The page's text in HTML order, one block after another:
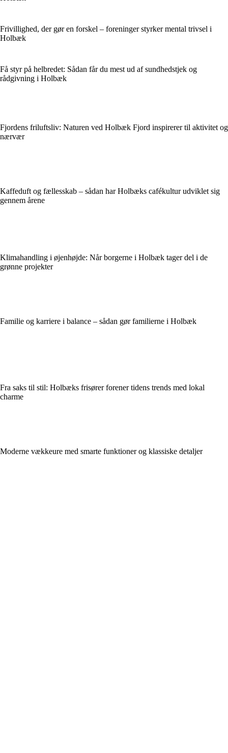
Frivillighed, der gør en forskel – foreninger styrker mental trivsel i
Holbæk
Få styr på helbredet: Sådan får du mest ud af sundhedstjek og
rådgivning i Holbæk
Fjordens friluftsliv: Naturen ved Holbæk Fjord inspirerer til aktivitet og
nærvær
Kaffeduft og fællesskab – sådan har Holbæks cafékultur udviklet sig
gennem årene
Klimahandling i øjenhøjde: Når borgerne i Holbæk tager del i de
grønne projekter
Familie og karriere i balance – sådan gør familierne i Holbæk
Fra saks til stil: Holbæks frisører forener tidens trends med lokal
charme
Moderne vækkeure med smarte funktioner og klassiske detaljer